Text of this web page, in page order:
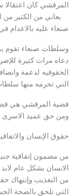
المرقشي كان اعتقالا
يعاني من الكثير
صنعاء عليه بالاعدام في 29يناير
وسلطات صنعاء تقوم
دعاه مرات كثيرة
الحقوقيه لدعمة
التي تحرمه منها
قضية المرقشي هي
ومن حق عميد الاسرى
حقوق الإنسان
الانسان بشكل عام
من التعذيب وإنتهاك
التي تلحق بالصحة